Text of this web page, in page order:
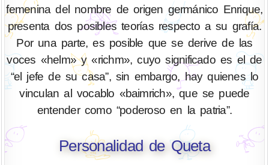
femenina del nombre de origen germánico Enrique,
presenta dos posibles teorías respecto a su grafía.
Por una parte, es posible que se derive de las
voces «helm» y «richm», cuyo significado es el de
“el jefe de su casa”, sin embargo, hay quienes lo
vinculan al vocablo «baimrich», que se puede
entender como “poderoso en la patria”.
Personalidad de Queta